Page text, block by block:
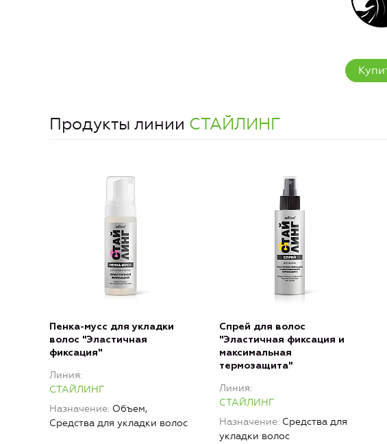
Продукты линии СТАЙЛИНГ
Пенка-мусс для укладки
волос "Эластичная
фиксация"
Линия
СТАЙЛИНГ
Назначение Объем,
Средства для укладки волос
Спрей для волос
"Эластичная фиксация и
максимальная
термозащита"
Линия
СТАЙЛИНГ
Назначение Средства для
укладки волос